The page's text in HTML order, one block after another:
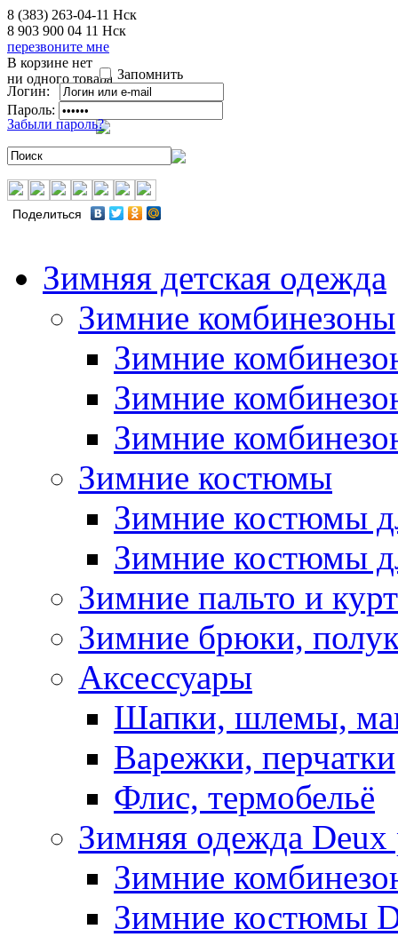
8 (383) 263-04-11 Нск
8 903 900 04 11 Нск
перезвоните мне
В корзине нет
ни одного товара Запомнить
Логин:
Пароль:
Забыли пароль?
Поделиться
Зимняя детская одежда
Зимние комбинезоны
Зимние
Зимние
Зимние
Зимние костюмы
Зимние костюмы
Зимние костюмы
Зимние пальто и
Зимние брюки,
Аксессуары
Шапки, шлемы,
Варежки, перчатки
Флис, термобельё
Зимняя одежда Deux
Зимние
Зимние костюмы